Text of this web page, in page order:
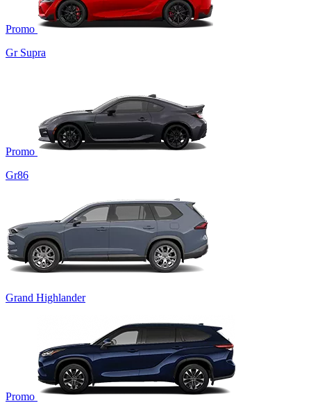
Promo
Gr Supra
Promo
Gr86
Grand Highlander
Promo